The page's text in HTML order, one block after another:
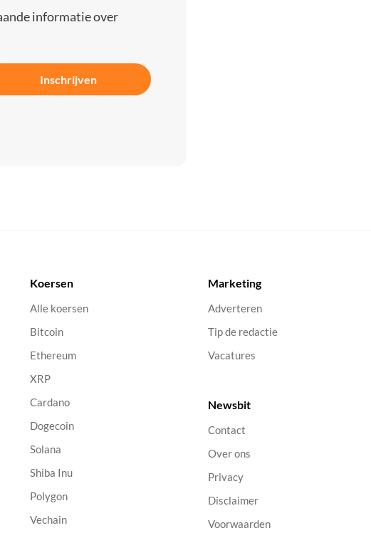
informatie over
Inschrijven
Koersen
Alle koersen
Bitcoin
Ethereum
XRP
Cardano
Dogecoin
Solana
Shiba Inu
Polygon
Vechain
Marketing
Adverteren
Tip de redactie
Vacatures
Newsbit
Contact
Over ons
Privacy
Disclaimer
Voorwaarden